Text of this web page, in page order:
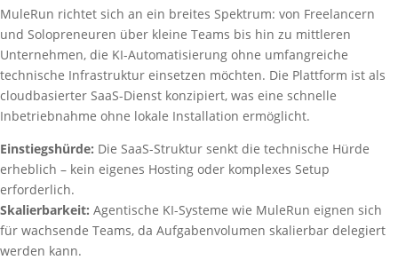
MuleRun richtet sich an ein breites Spektrum: von Freelancern
und Solopreneuren über kleine Teams bis hin zu mittleren
Unternehmen, die KI-Automatisierung ohne umfangreiche
technische Infrastruktur einsetzen möchten. Die Plattform ist als
cloudbasierter SaaS-Dienst konzipiert, was eine schnelle
Inbetriebnahme ohne lokale Installation ermöglicht.
Einstiegshürde: Die SaaS-Struktur senkt die technische Hürde
erheblich – kein eigenes Hosting oder komplexes Setup
erforderlich.
Skalierbarkeit: Agentische KI-Systeme wie MuleRun eignen sich
für wachsende Teams, da Aufgabenvolumen skalierbar delegiert
werden kann.